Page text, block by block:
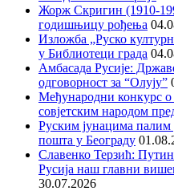
Жорж Скригин (1910-
годишњицу рођења
Изложба „Руско
у Библиотеци града
Амбасада Русије:
одговорност за “Олују”
Међународни конкурс
совјетским народом
Руским јунацима палим
пошта у Београду
Славенко Терзић:
Русија наш главни
30.07.2026